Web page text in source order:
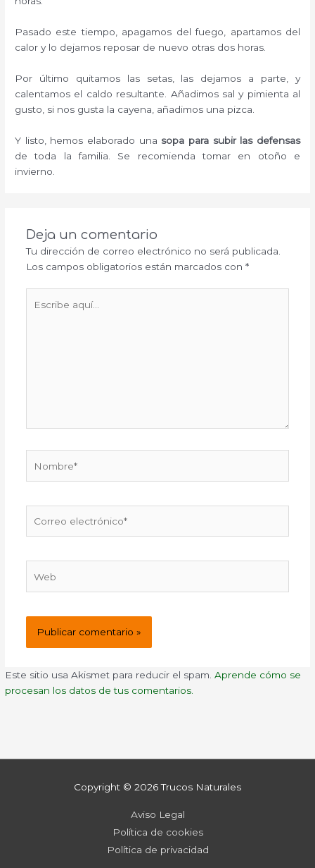
Pasado este tiempo, apagamos del fuego, apartamos del
calor y lo dejamos reposar de nuevo otras dos horas.
Por último quitamos las setas, las dejamos a parte, y
calentamos el caldo resultante. Añadimos sal y pimienta al
gusto, si nos gusta la cayena, añadimos una pizca.
Y listo, hemos elaborado una sopa para subir las defensas
de toda la familia. Se recomienda tomar en otoño e
invierno.
Deja un comentario
Tu dirección de correo electrónico no será publicada.
Los campos obligatorios están marcados con *
aquí...
electrónico*
Este sitio usa Akismet para reducir el spam.Aprende cómo se
procesan los datos de tus comentarios.
Copyright © 2026Trucos Naturales
Aviso Legal
Política de cookies
Política de privacidad